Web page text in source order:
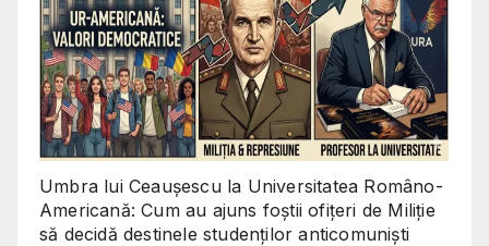
Umbra lui Ceaușescu la Universitatea Româno-
Americană: Cum au ajuns foștii ofițeri de Miliție
să decidă destinele studenților anticomuniști